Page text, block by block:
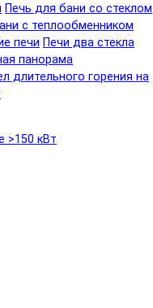
Печь для бани со стеклом
с теплообменником
печи Печи два стекла
панорама
длительного горения на
>150 кВт